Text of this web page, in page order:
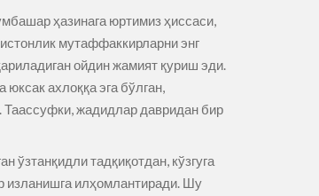
ҳазинага юртимиз ҳиссаси,
мутаффаккирларни энг
ойдин жамият қуриш эди.
ахлоққа эга бўлган,
Таассуфки, жадидлар давридан бир
тадқиқотдан, кўзгуга
изланишга илҳомлантиради. Шу